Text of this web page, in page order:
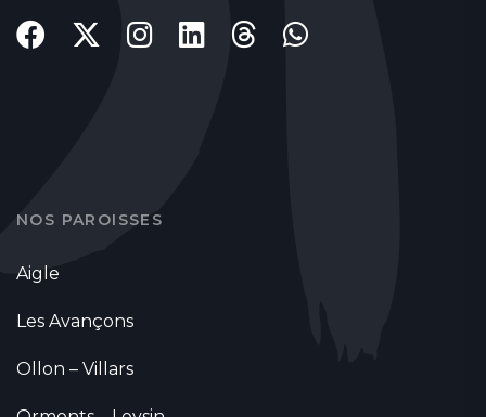
NOS PAROISSES
Aigle
Les Avançons
Ollon – Villars